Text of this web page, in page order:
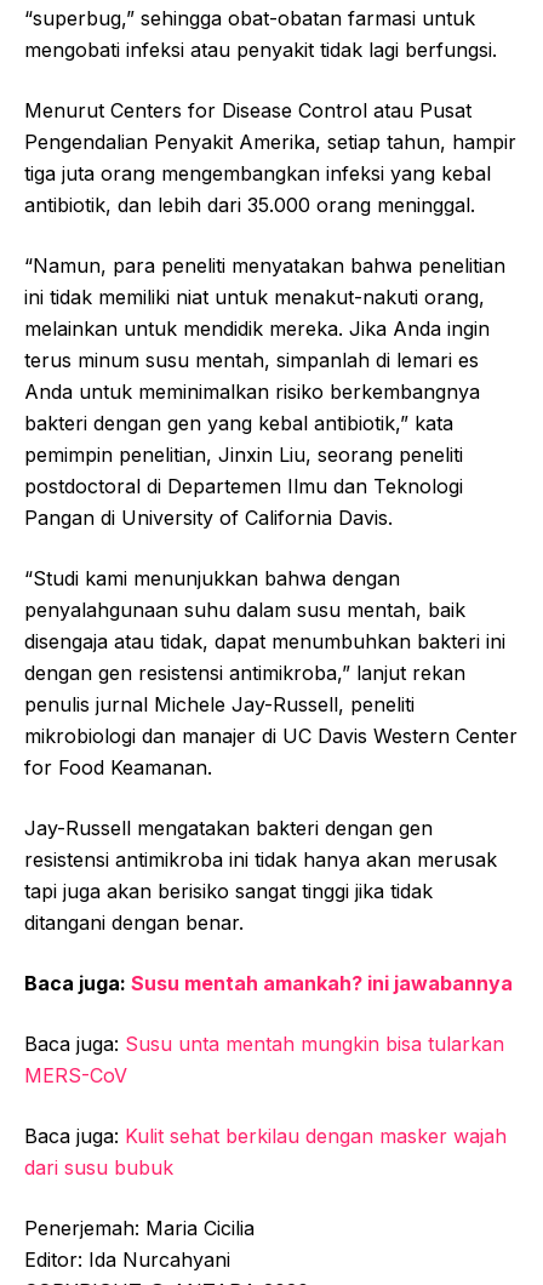
“superbug,” sehingga obat-obatan farmasi untuk
mengobati infeksi atau penyakit tidak lagi berfungsi.
Menurut Centers for Disease Control atau Pusat
Pengendalian Penyakit Amerika, setiap tahun, hampir
tiga juta orang mengembangkan infeksi yang kebal
antibiotik, dan lebih dari 35.000 orang meninggal.
“Namun, para peneliti menyatakan bahwa penelitian
ini tidak memiliki niat untuk menakut-nakuti orang,
melainkan untuk mendidik mereka. Jika Anda ingin
terus minum susu mentah, simpanlah di lemari es
Anda untuk meminimalkan risiko berkembangnya
bakteri dengan gen yang kebal antibiotik,” kata
pemimpin penelitian, Jinxin Liu, seorang peneliti
postdoctoral di Departemen Ilmu dan Teknologi
Pangan di University of California Davis.
“Studi kami menunjukkan bahwa dengan
penyalahgunaan suhu dalam susu mentah, baik
disengaja atau tidak, dapat menumbuhkan bakteri ini
dengan gen resistensi antimikroba,” lanjut rekan
penulis jurnal Michele Jay-Russell, peneliti
mikrobiologi dan manajer di UC Davis Western Center
for Food Keamanan.
Jay-Russell mengatakan bakteri dengan gen
resistensi antimikroba ini tidak hanya akan merusak
tapi juga akan berisiko sangat tinggi jika tidak
ditangani dengan benar.
Baca juga: Susu mentah amankah? ini jawabannya
Baca juga: Susu unta mentah mungkin bisa tularkan
MERS-CoV
Baca juga: Kulit sehat berkilau dengan masker wajah
dari susu bubuk
Penerjemah: Maria Cicilia
Editor: Ida Nurcahyani